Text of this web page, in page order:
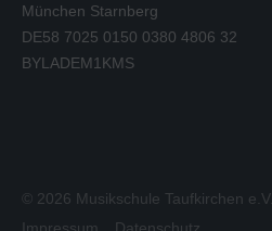
München Starnberg
DE58 7025 0150 0380 4806 32
BYLADEM1KMS
© 2026 Musikschule Taufkirchen e.V.